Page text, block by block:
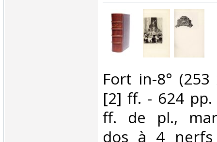
‎Fort in-8°
[2] ff. - 624
ff. de pl.,
dos à 4 nerfs